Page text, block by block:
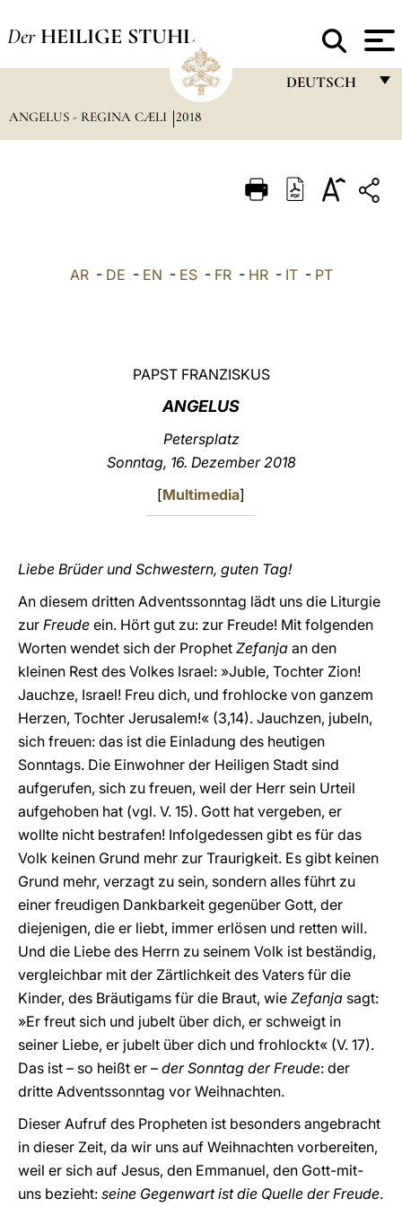
Der HEILIGE STUHL
DEUTSCH
ITALIANO
ANGELUS - REGINA CÆLI 2018
AR- DE - EN - ES- FR- HR- IT- PT
PAPST FRANZISKUS
ANGELUS
Petersplatz
Sonntag, 16. Dezember 2018
[Multimedia]
Liebe Brüder und Schwestern, guten Tag!
An diesem dritten Adventssonntag lädt uns die Liturgie
zur Freude ein. Hört gut zu: zur Freude! Mit folgenden
Worten wendet sich der Prophet Zefanja an den
kleinen Rest des Volkes Israel: »Juble, Tochter Zion!
Jauchze, Israel! Freu dich, und frohlocke von ganzem
Herzen, Tochter Jerusalem!« (3,14). Jauchzen, jubeln,
sich freuen: das ist die Einladung des heutigen
Sonntags. Die Einwohner der Heiligen Stadt sind
aufgerufen, sich zu freuen, weil der Herr sein Urteil
aufgehoben hat (vgl. V. 15). Gott hat vergeben, er
wollte nicht bestrafen! Infolgedessen gibt es für das
Volk keinen Grund mehr zur Traurigkeit. Es gibt keinen
Grund mehr, verzagt zu sein, sondern alles führt zu
einer freudigen Dankbarkeit gegenüber Gott, der
diejenigen, die er liebt, immer erlösen und retten will.
Und die Liebe des Herrn zu seinem Volk ist beständig,
vergleichbar mit der Zärtlichkeit des Vaters für die
Kinder, des Bräutigams für die Braut, wie Zefanja sagt:
»Er freut sich und jubelt über dich, er schweigt in
seiner Liebe, er jubelt über dich und frohlockt« (V. 17).
Das ist – so heißt er – der Sonntag der Freude: der
dritte Adventssonntag vor Weihnachten.
Dieser Aufruf des Propheten ist besonders angebracht
in dieser Zeit, da wir uns auf Weihnachten vorbereiten,
weil er sich auf Jesus, den Emmanuel, den Gott-mit-
uns bezieht: seine Gegenwart ist die Quelle der Freude.